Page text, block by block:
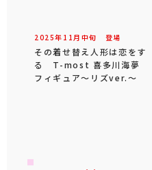
2025年 11 月 中旬 登場
その着せ替え人形は恋をす
る T-most 喜多川海夢
フィギュア～リズver.～